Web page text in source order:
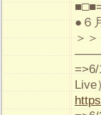
●６
＞
Live